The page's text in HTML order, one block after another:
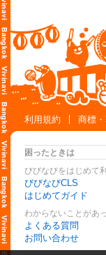
利用規約
商標
困ったときは
びびなびをはじめて
びびなびCLS
はじめてガイド
わからないことがあ
よくある質問
お問い合わせ